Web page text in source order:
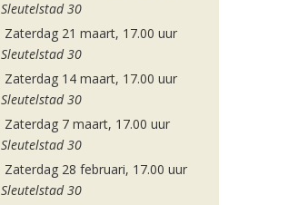
Sleutelstad 30
Zaterdag 21 maart, 17.00 uur
Sleutelstad 30
Zaterdag 14 maart, 17.00 uur
Sleutelstad 30
Zaterdag 7 maart, 17.00 uur
Sleutelstad 30
Zaterdag 28 februari, 17.00 uur
Sleutelstad 30